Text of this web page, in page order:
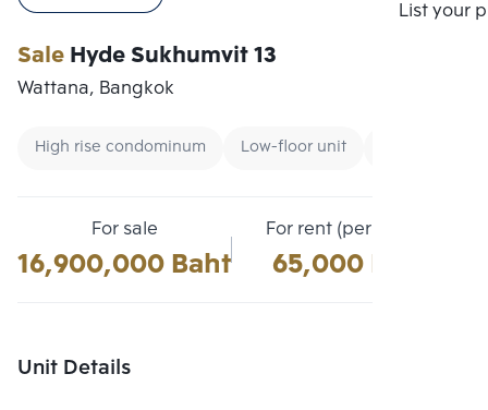
List your
SaleHyde Sukhumvit 13
Wattana, Bangkok
High rise condominum Low-floor unit
For sale
16,900,000 Baht
For rent (per month)
65,000 Baht
Unit Details